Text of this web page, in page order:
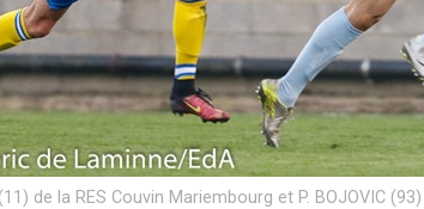
de la RES Couvin Mariembourg et P. BOJOVIC